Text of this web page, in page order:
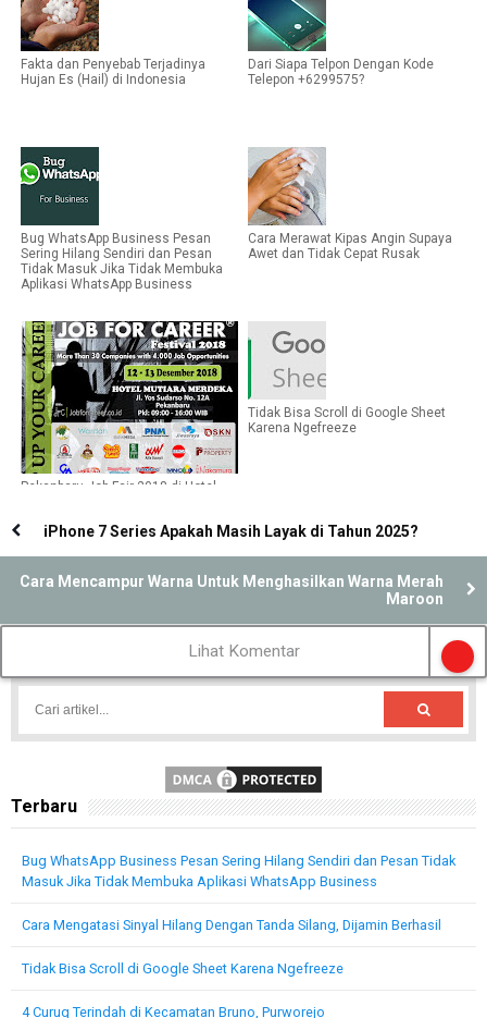
Fakta dan Penyebab Terjadinya
Hujan Es (Hail) di Indonesia
Dari Siapa Telpon Dengan Kode
Telepon +6299575?
Bug WhatsApp Business Pesan
Sering Hilang Sendiri dan Pesan
Tidak Masuk Jika Tidak Membuka
Aplikasi WhatsApp Business
Cara Merawat Kipas Angin Supaya
Awet dan Tidak Cepat Rusak
Pekanbaru Job Fair 2018 di Hotel
Tidak Bisa Scroll di Google Sheet
Karena Ngefreeze
iPhone 7 Series Apakah Masih Layak di Tahun 2025?
Cara Mencampur Warna Untuk Menghasilkan Warna Merah
Maroon
Lihat Komentar
Terbaru
Bug WhatsApp Business Pesan Sering Hilang Sendiri dan Pesan Tidak
Masuk Jika Tidak Membuka Aplikasi WhatsApp Business
Cara Mengatasi Sinyal Hilang Dengan Tanda Silang, Dijamin Berhasil
Tidak Bisa Scroll di Google Sheet Karena Ngefreeze
4 Curug Terindah di Kecamatan Bruno, Purworejo